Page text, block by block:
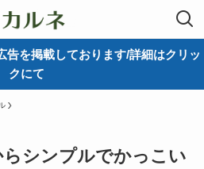
告を掲載しております/詳細はクリッ
クにて
シンプルでかっこい